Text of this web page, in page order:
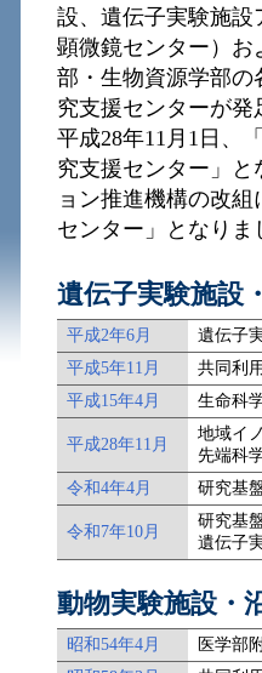
設、遺伝子実験施
顕微鏡センター）
部・生物資源学部
究支援センターが発
平成28年11月1日、
究支援センター」と
ョン推進機構の改
センター」となりま
遺伝子実験施設
平成2年6月
遺伝子
平成5年11月
共同利
平成15年4月
生命科
平成28年11月
地域イ
先端科
令和4年4月
研究基
令和7年10月
研究基
遺伝子
動物実験施設・
昭和54年4月
医学部